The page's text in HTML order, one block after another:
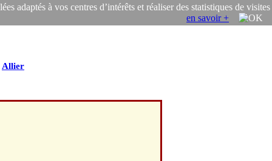
adaptés à vos centres d’intérêts et réaliser des statistiques de visites
en savoir +
Allier